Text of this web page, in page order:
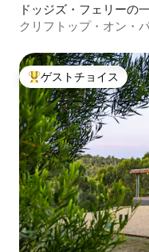
ドッジズ・フェリーの
クリフトップ・オン・
大好評のゲストチョイス
ゲストチョイス